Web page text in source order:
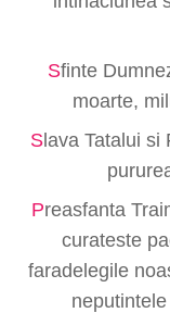
Sfinte
moarte,
Slava Tatalui si
Preasfanta
curateste
faradelegile